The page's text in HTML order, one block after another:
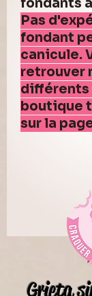
fondants
Pas
fondant
canicule.
retrouver
différents
boutique
sur la
Grieta